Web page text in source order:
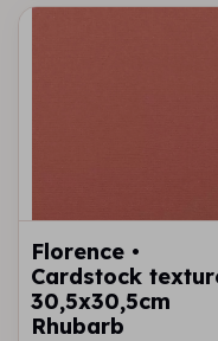
Florence •
Cardstock
30,5x30,5cm
Rhubarb